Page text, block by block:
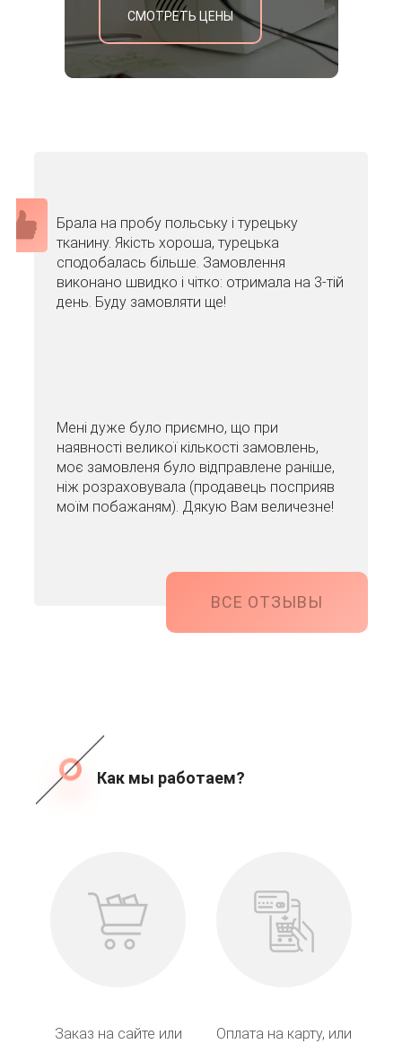
СМОТРЕТЬ ЦЕНЫ
Брала на пробу польську і турецьку
тканину. Якість хороша, турецька
сподобалась більше. Замовлення
виконано швидко і чітко: отримала на 3-тій
день. Буду замовляти ще!
Мені дуже було приємно, що при
наявності великої кількості замовлень,
моє замовленя було відправлене раніше,
ніж розраховувала (продавець посприяв
моїм побажаням). Дякую Вам величезне!
ВСЕ ОТЗЫВЫ
Как мы работаем?
Заказ на сайте или
Оплата на карту, или